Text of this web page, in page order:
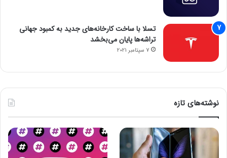
تسلا با ساخت کارخانه‌های جدید به کمبود جهانی
تراشه‌ها پایان می‌بخشد
7 سپتامبر 2021
نوشته‌های تازه